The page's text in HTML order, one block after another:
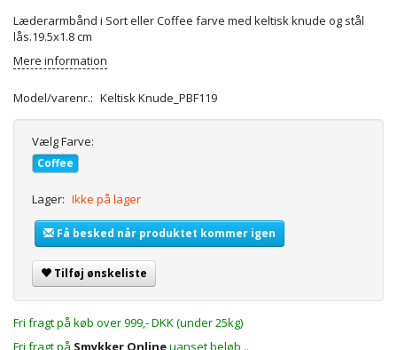
Læderarmbånd i Sort eller Coffee farve med keltisk knude og stål
lås.19.5x1.8 cm
Mere information
Model/varenr.: Keltisk Knude_PBF119
VælgFarve:
Coffee
Lager: Ikke på lager
Få besked når produktet kommer igen
Tilføj ønskeliste
Fri fragt på køb over 999,- DKK (under 25kg)
Fri fragt på Smykker Onlineuanset beløb ..